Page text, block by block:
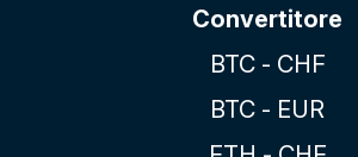
Convertitore
BTC - CHF
BTC - EUR